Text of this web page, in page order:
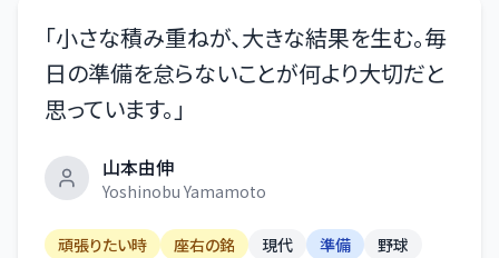
「小さな積み重ねが、大きな結果を生む。毎
日の準備を怠らないことが何より大切だと
思っています。 」
山本由伸
Yoshinobu Yamamoto
頑張りたい時 座右の銘 現代 準備
野球